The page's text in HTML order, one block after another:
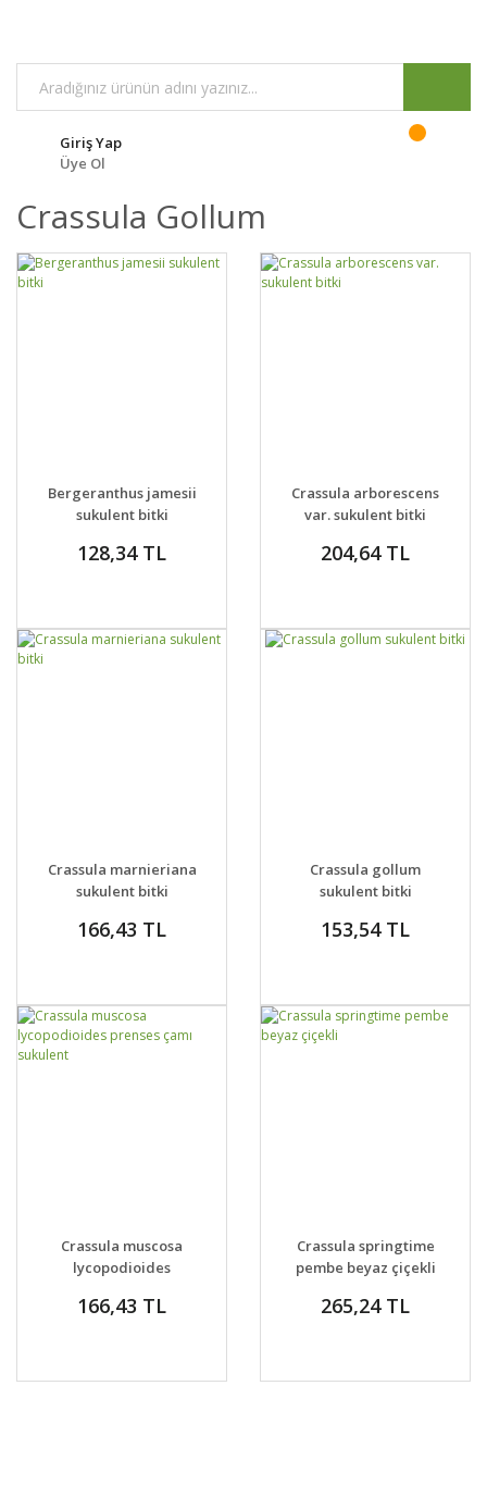
Giriş Yap
Üye Ol
Crassula Gollum
DETAYLAR
VER
Bergeranthus jamesii
sukulent bitki
128,34 TL
DETAYLAR
VER
Crassula arborescens
var. sukulent bitki
204,64 TL
DETAYLAR
VER
Crassula marnieriana
sukulent bitki
166,43 TL
DETAYLAR
VER
Crassula gollum
sukulent bitki
153,54 TL
DETAYLAR
VER
Crassula muscosa
lycopodioides
166,43 TL
DETAYLAR
VER
Crassula springtime
pembe beyaz çiçekli
265,24 TL